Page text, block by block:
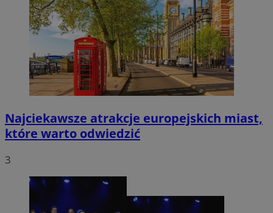
Najciekawsze atrakcje europejskich miast,
które warto odwiedzić
3